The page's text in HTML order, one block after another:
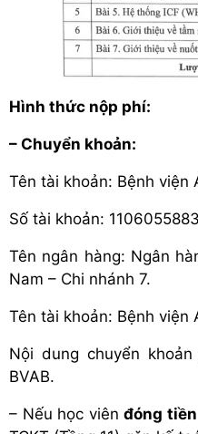
Hình thức nộp phí:
– Chuyển khoản:
Tên tài khoản: Bệnh viện
Số tài khoản:
Tên ngân hàng: Ngân
Nam – Chi nhánh 7.
Tên tài khoản: Bệnh viện
Nội dung chuyển
BVAB.
– Nếu học viênđóng